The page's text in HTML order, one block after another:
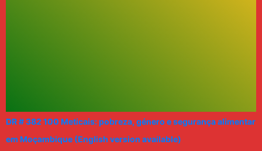
DR # 382 100 Meticais: pobreza, género e segurança alimentar
em Moçambique (English version available)